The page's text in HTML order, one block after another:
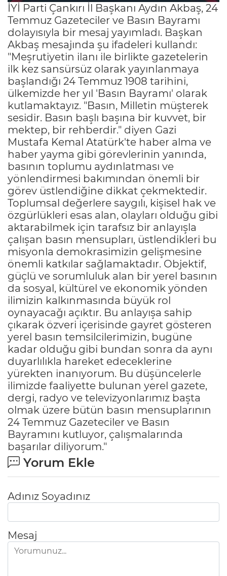
İYİ Parti Çankırı İl Başkanı Aydın Akbaş, 24
Temmuz Gazeteciler ve Basın Bayramı
dolayısıyla bir mesaj yayımladı. Başkan
Akbaş mesajında şu ifadeleri kullandı:
"Meşrutiyetin ilanı ile birlikte gazetelerin
ilk kez sansürsüz olarak yayınlanmaya
başlandığı 24 Temmuz 1908 tarihini,
ülkemizde her yıl 'Basın Bayramı' olarak
kutlamaktayız. "Basın, Milletin müşterek
sesidir. Basın başlı başına bir kuvvet, bir
mektep, bir rehberdir." diyen Gazi
Mustafa Kemal Atatürk'te haber alma ve
haber yayma gibi görevlerinin yanında,
basının toplumu aydınlatması ve
yönlendirmesi bakımından önemli bir
görev üstlendiğine dikkat çekmektedir.
Toplumsal değerlere saygılı, kişisel hak ve
özgürlükleri esas alan, olayları olduğu gibi
aktarabilmek için tarafsız bir anlayışla
çalışan basın mensupları, üstlendikleri bu
misyonla demokrasimizin gelişmesine
önemli katkılar sağlamaktadır. Objektif,
güçlü ve sorumluluk alan bir yerel basının
da sosyal, kültürel ve ekonomik yönden
ilimizin kalkınmasında büyük rol
oynayacağı açıktır. Bu anlayışa sahip
çıkarak özveri içerisinde gayret gösteren
yerel basın temsilcilerimizin, bugüne
kadar olduğu gibi bundan sonra da aynı
duyarlılıkla hareket edeceklerine
yürekten inanıyorum. Bu düşüncelerle
ilimizde faaliyette bulunan yerel gazete,
dergi, radyo ve televizyonlarımız başta
olmak üzere bütün basın mensuplarının
24 Temmuz Gazeteciler ve Basın
Bayramını kutluyor, çalışmalarında
başarılar diliyorum."
Yorum Ekle
Adınız Soyadınız
Mesaj